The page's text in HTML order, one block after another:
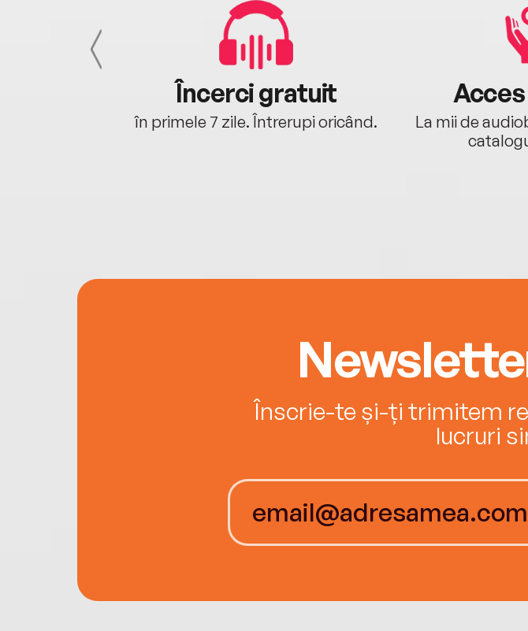
Încerci gratuit
în primele 7 zile. Întrerupi oricând.
La mii de
Înscrie-te și-ți trimitem
lucruri